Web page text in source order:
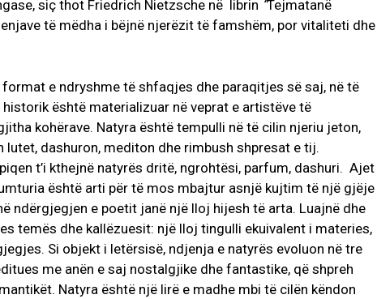
siç thot Friedrich Nietzsche në librin “Tejmatanë
të mëdha i bëjnë njerëzit të famshëm, por vitaliteti dhe
e ndryshme të shfaqjes dhe paraqitjes së saj, në të
është materializuar në veprat e artistëve të
kohërave. Natyra është tempulli në të cilin njeriu jeton,
lutet, dashuron, mediton dhe rimbush shpresat e tij.
t’i kthejnë natyrës dritë, ngrohtësi, parfum, dashuri. Ajet
është arti për të mos mbajtur asnjë kujtim të një gjëje
ndërgjegjen e poetit janë një lloj hijesh të arta. Luajnë dhe
temës dhe kallëzuesit: një lloj tingulli ekuivalent i materies,
Si objekt i letërsisë, ndjenja e natyrës evoluon në tre
me anën e saj nostalgjike dhe fantastike, që shpreh
Natyra është një lirë e madhe mbi të cilën këndon